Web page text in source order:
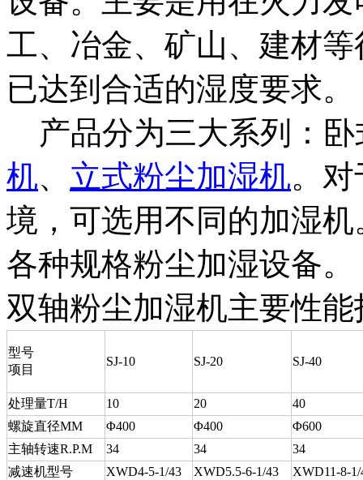
工、冶金、矿山、建材
已达到合适的湿度要求。
产品分为三大系列：卧
机、 立式粉尘加湿机。
境，可选用不同的加湿
各种规格粉尘加湿设备。
双轴粉尘加湿机主要性能
型号
项目
SJ-10 SJ-20 SJ-40
处理量T/H 10 20
40
螺旋直径MM
Φ400 Φ400
Φ600
主轴转速R.P.M
34 34
34
减速机型号
XWD4-5-1/43 XWD5.5-6-1/43
XWD11-8-1/